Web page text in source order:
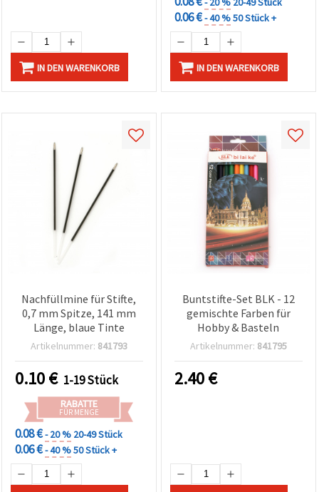
IN DEN WARENKORB
0.06 €- 40 %50 Stück +
IN DEN WARENKORB
Nachfüllmine für Stifte,
0,7 mm Spitze, 141 mm
Länge, blaue Tinte
Artikelnummer: 841793
0.10€ 1-19 Stück
RABATTE
FÜR MENGE
0.08 €- 20 % 20-49 Stück
0.06 €- 40 %50 Stück +
Buntstifte-Set BLK - 12
gemischte Farben für
Hobby & Basteln
Artikelnummer: 841795
2.40€